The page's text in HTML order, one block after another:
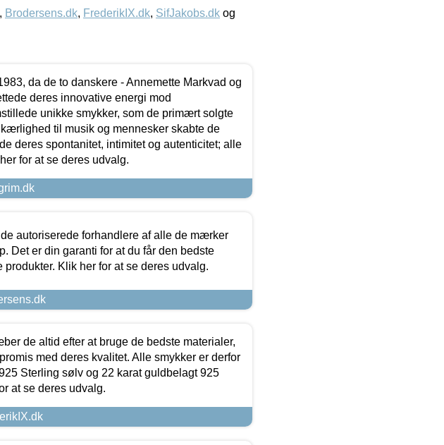
, Brodersens.dk, FrederikIX.dk, SifJakobs.dk og
da de to danskere - Annemette Markvad og
deres innovative energi mod
unikke smykker, som de primært solgte
til musik og mennesker skabte de
deres spontanitet, intimitet og autenticitet; alle
for at se deres udvalg.
autoriserede forhandlere af alle de mærker
Det er din garanti for at du får den bedste
Klik her for at se deres udvalg.
de altid efter at bruge de bedste materialer,
med deres kvalitet. Alle smykker er derfor
Sterling sølv og 22 karat guldbelagt 925
at se deres udvalg.